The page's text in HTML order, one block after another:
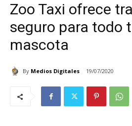
Zoo Taxi ofrece
seguro para todo
mascota
By Medios Digitales 19/07/2020